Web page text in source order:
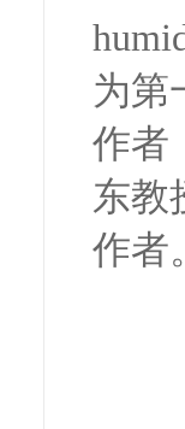
为第
作者
东教
作者